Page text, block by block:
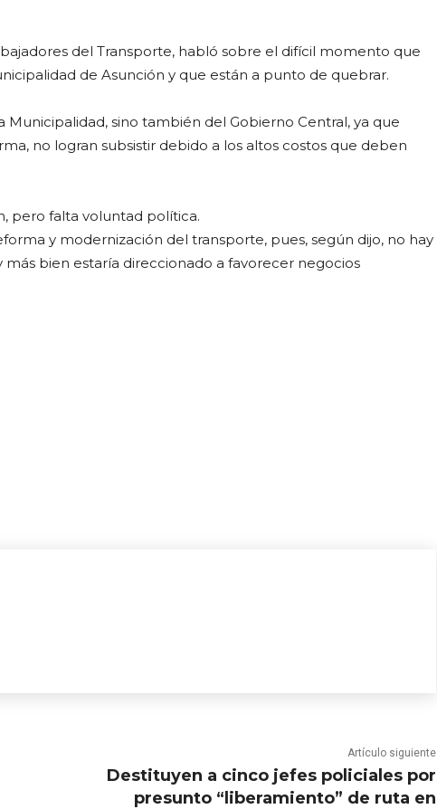
del Transporte, habló sobre el difícil momento que
de Asunción y que están a punto de quebrar.
sino también del Gobierno Central, ya que
no logran subsistir debido a los altos costos que deben
pero falta voluntad política.
y modernización del transporte, pues, según dijo, no hay
bien estaría direccionado a favorecer negocios
Artículo siguiente
Destituyen a cinco jefes policiales por
presunto “liberamiento” de ruta en